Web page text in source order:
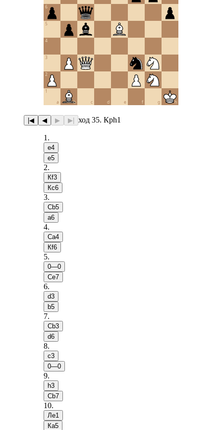
a b c d e f g h
1
2
3
4
5
6
|◀ ◀ ▶ ▶| ход 35. Крh1
1 .
e4
e5
2.
Кf3
Кc6
3.
Сb5
a6
4.
Сa4
Кf6
5.
0—0
Сe7
6.
d3
b5
7.
Сb3
d6
8.
c3
0—0
9.
h3
Сb7
10.
Лe1
Кa5